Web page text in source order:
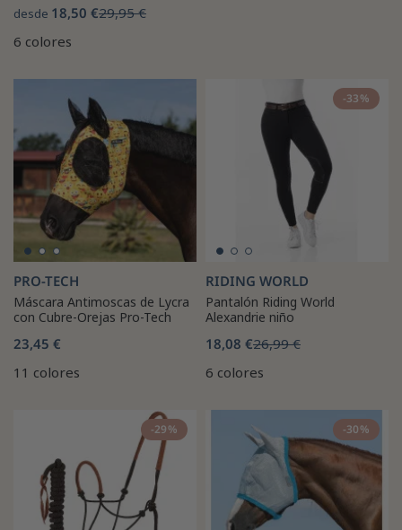
desde 18,50 €29,95 €
6 colores
PRO-TECH
Máscara Antimoscas de Lycra
con Cubre-Orejas Pro-Tech
23,45 €
11 colores
-33%
RIDING WORLD
Pantalón Riding World
Alexandrie niño
18,08 €26,99 €
6 colores
-29% -30%